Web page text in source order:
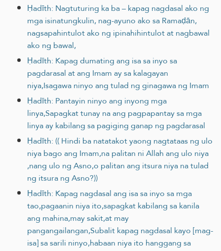
Ḥadīth: Nagtuturing ka ba – kapag nagdasal ako ng
mga isinatungkulin, nag-ayuno ako sa Ramaḍān,
nagsapahintulot ako ng ipinahihintulot at nagbawal
ako ng bawal,
Ḥadīth: Kapag dumating ang isa sa inyo sa
pagdarasal at ang Imam ay sa kalagayan
niya,Isagawa ninyo ang tulad ng ginagawa ng Imam
Ḥadīth: Pantayin ninyo ang inyong mga
linya,Sapagkat tunay na ang pagpapantay sa mga
linya ay kabilang sa pagiging ganap ng pagdarasal
Ḥadīth: (( Hindi ba natatakot yaong nagtataas ng ulo
niya bago ang Imam,na palitan ni Allah ang ulo niya
,nang ulo ng Asno,o palitan ang itsura niya na tulad
ng itsura ng Asno?))
Ḥadīth: Kapag nagdasal ang isa sa inyo sa mga
tao,pagaanin niya ito,sapagkat kabilang sa kanila
ang mahina,may sakit,at may
pangangailangan,Subalit kapag nagdasal kayo [mag-
isa] sa sarili ninyo,habaan niya ito hanggang sa